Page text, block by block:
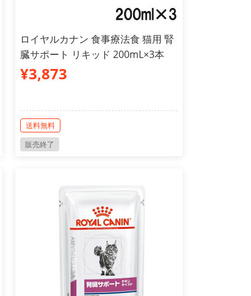
ロイヤルカナン 食事療法食 猫用 腎
臓サポート リキッド 200mL×3本
¥3,873
送料無料
販売終了